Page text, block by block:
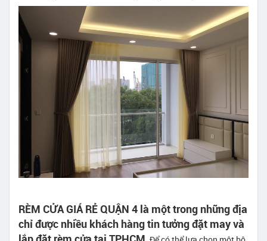
RÈM CỬA GIÁ RẺ QUẬN 4 là một trong những địa
chỉ được nhiều khách hàng tin tưởng đặt may và